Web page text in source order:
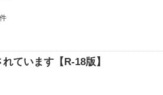
ています【R-18版】